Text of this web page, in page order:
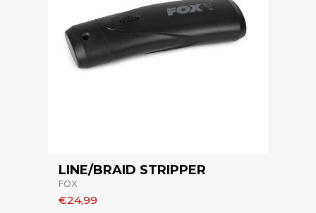
LINE/BRAID STRIPPER
FOX
€24,99